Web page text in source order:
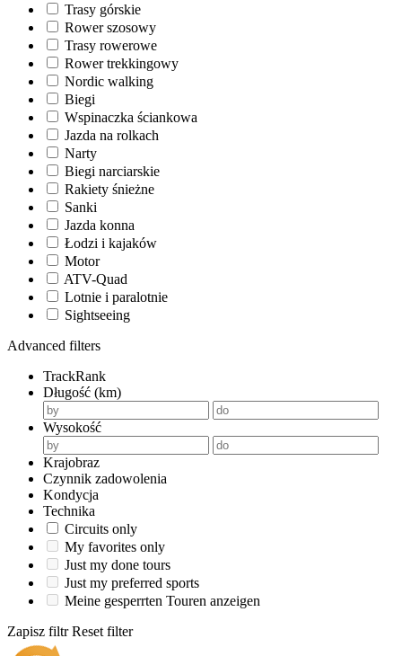
Trasy górskie
Rower szosowy
Trasy rowerowe
Rower trekkingowy
Nordic walking
Biegi
Wspinaczka ściankowa
Jazda na rolkach
Narty
Biegi narciarskie
Rakiety śnieżne
Sanki
Jazda konna
Łodzi i kajaków
Motor
ATV-Quad
Lotnie i paralotnie
Sightseeing
Advanced filters
TrackRank
Długość (km)
Wysokość
Krajobraz
Czynnik zadowolenia
Kondycja
Technika
Circuits only
My favorites only
Just my done tours
Just my preferred sports
Meine gesperrten Touren anzeigen
Zapisz filtr Reset filter